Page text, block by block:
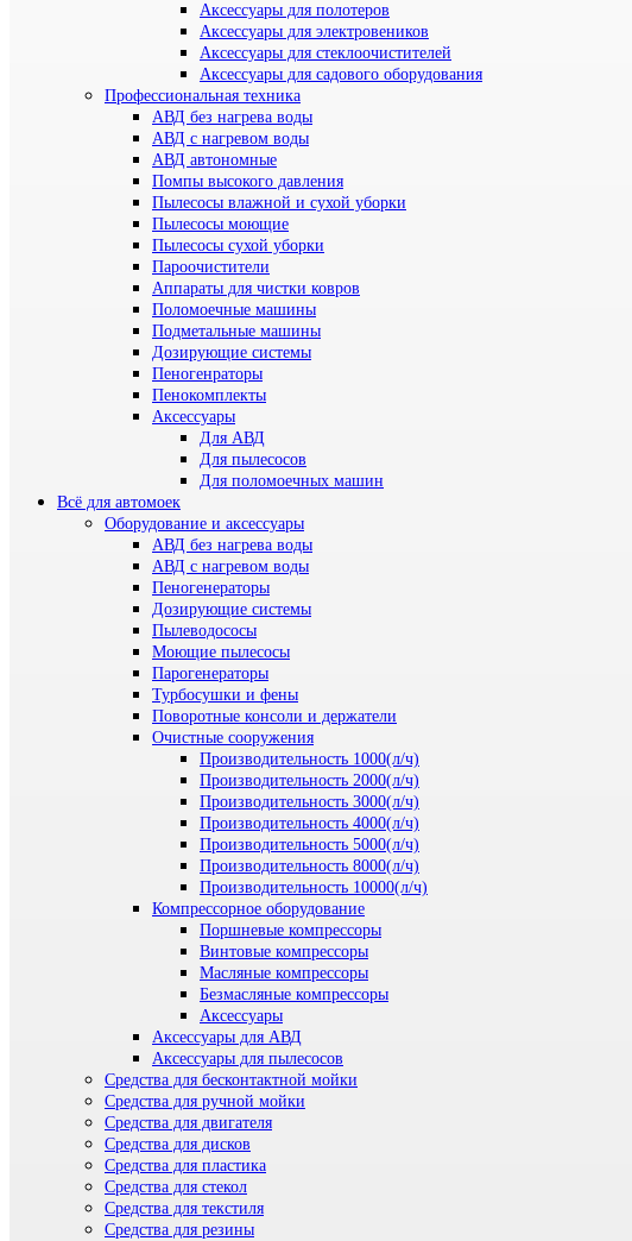
Аксессуары для полотеров
Аксессуары для электровеников
Аксессуары для стеклоочистителей
Аксессуары для садового оборудования
Профессиональная техника
АВД без нагрева воды
АВД с нагревом воды
АВД автономные
Помпы высокого давления
Пылесосы влажной и сухой уборки
Пылесосы моющие
Пылесосы сухой уборки
Пароочистители
Аппараты для чистки ковров
Поломоечные машины
Подметальные машины
Дозирующие системы
Пеногенраторы
Пенокомплекты
Аксессуары
Для АВД
Для пылесосов
Для поломоечных машин
Всё для автомоек
Оборудование и аксессуары
АВД без нагрева воды
АВД с нагревом воды
Пеногенераторы
Дозирующие системы
Пылеводососы
Моющие пылесосы
Парогенераторы
Турбосушки и фены
Поворотные консоли и держатели
Очистные сооружения
Производительность 1000(л/ч)
Производительность 2000(л/ч)
Производительность 3000(л/ч)
Производительность 4000(л/ч)
Производительность 5000(л/ч)
Производительность 8000(л/ч)
Производительность 10000(л/ч)
Компрессорное оборудование
Поршневые компрессоры
Винтовые компрессоры
Масляные компрессоры
Безмасляные компрессоры
Аксессуары
Аксессуары для АВД
Аксессуары для пылесосов
Средства для бесконтактной мойки
Средства для ручной мойки
Средства для двигателя
Средства для дисков
Средства для пластика
Средства для стекол
Средства для текстиля
Средства для резины